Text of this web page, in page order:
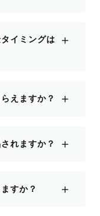
イミングは
＋
えますか？ ＋
れますか？ ＋
すか？ ＋